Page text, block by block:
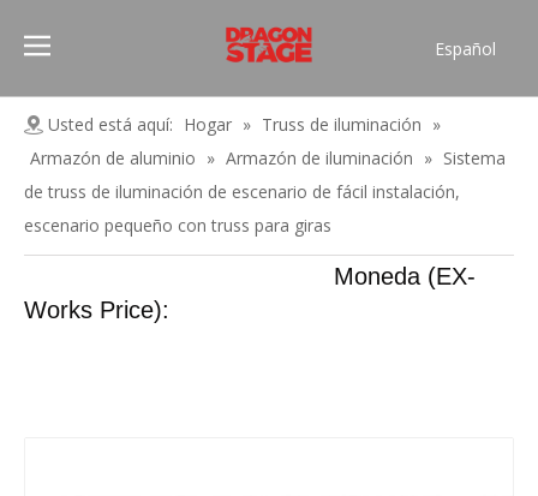
Español
Pусский
Français
العربية
English
Usted está aquí: Hogar » Truss de iluminación »
Armazón de aluminio » Armazón de iluminación » Sistema
de truss de iluminación de escenario de fácil instalación,
escenario pequeño con truss para giras
Moneda (EX-
Works Price):